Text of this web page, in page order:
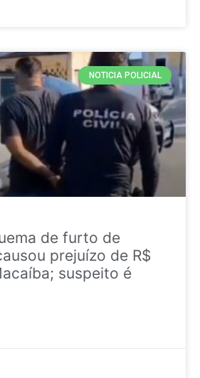
NOTICIA POLICIAL
de furto de
prejuízo de R$
suspeito é